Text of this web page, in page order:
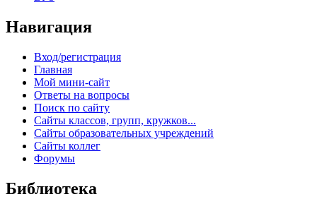
Навигация
Вход/регистрация
Главная
Мой мини-сайт
Ответы на вопросы
Поиск по сайту
Сайты классов, групп, кружков...
Сайты образовательных учреждений
Сайты коллег
Форумы
Библиотека